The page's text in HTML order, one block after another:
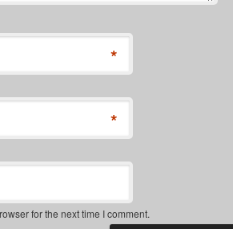
*
*
for the next time I comment.